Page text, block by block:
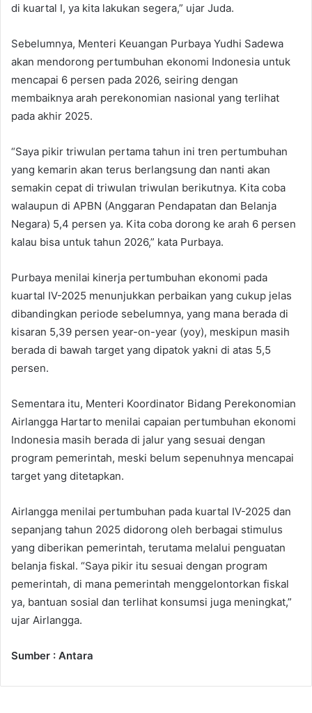
di kuartal I, ya kita lakukan segera,” ujar Juda.
Sebelumnya, Menteri Keuangan Purbaya Yudhi Sadewa
akan mendorong pertumbuhan ekonomi Indonesia untuk
mencapai 6 persen pada 2026, seiring dengan
membaiknya arah perekonomian nasional yang terlihat
pada akhir 2025.
“Saya pikir triwulan pertama tahun ini tren pertumbuhan
yang kemarin akan terus berlangsung dan nanti akan
semakin cepat di triwulan triwulan berikutnya. Kita coba
walaupun di APBN (Anggaran Pendapatan dan Belanja
Negara) 5,4 persen ya. Kita coba dorong ke arah 6 persen
kalau bisa untuk tahun 2026,” kata Purbaya.
Purbaya menilai kinerja pertumbuhan ekonomi pada
kuartal IV-2025 menunjukkan perbaikan yang cukup jelas
dibandingkan periode sebelumnya, yang mana berada di
kisaran 5,39 persen year-on-year (yoy), meskipun masih
berada di bawah target yang dipatok yakni di atas 5,5
persen.
Sementara itu, Menteri Koordinator Bidang Perekonomian
Airlangga Hartarto menilai capaian pertumbuhan ekonomi
Indonesia masih berada di jalur yang sesuai dengan
program pemerintah, meski belum sepenuhnya mencapai
target yang ditetapkan.
Airlangga menilai pertumbuhan pada kuartal IV-2025 dan
sepanjang tahun 2025 didorong oleh berbagai stimulus
yang diberikan pemerintah, terutama melalui penguatan
belanja fiskal. “Saya pikir itu sesuai dengan program
pemerintah, di mana pemerintah menggelontorkan fiskal
ya, bantuan sosial dan terlihat konsumsi juga meningkat,”
ujar Airlangga.
Sumber : Antara